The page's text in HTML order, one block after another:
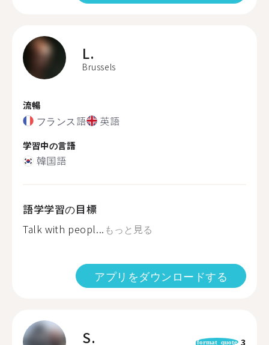
L.
Brussels
流暢
フランス語 英語
学習中の言語
韓国語
語学学習の目標
Talk with peopl... もっと見る
アプリをダウンロードする
S. format_quote 3